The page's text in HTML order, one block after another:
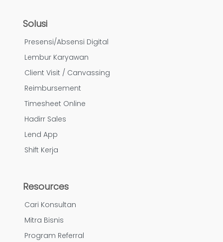
Solusi
Presensi/Absensi Digital
Lembur Karyawan
Client Visit / Canvassing
Reimbursement
Timesheet Online
Hadirr Sales
Lend App
Shift Kerja
Resources
Cari Konsultan
Mitra Bisnis
Program Referral